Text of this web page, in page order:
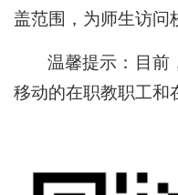
盖范围，为师生访问
温馨提示：目前
移动的在职教职工和